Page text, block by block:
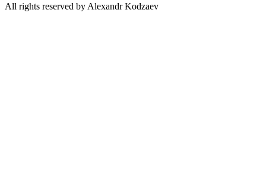
All rights reserved by Alexandr Kodzaev